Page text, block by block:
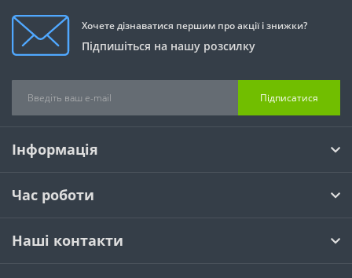
Хочете дізнаватися першим про акції і знижки?
Підпишіться на нашу розсилку
Підписатися
Інформація
Час роботи
Наші контакти